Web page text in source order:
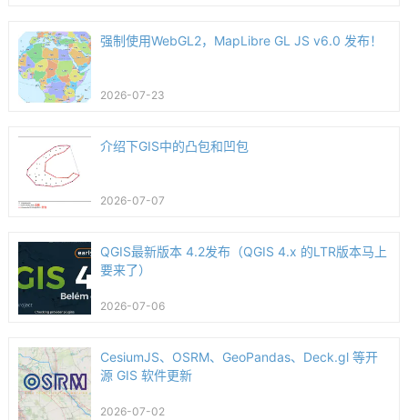
强制使用WebGL2，MapLibre GL JS v6.0 发布！
2026-07-23
介绍下GIS中的凸包和凹包
2026-07-07
QGIS最新版本 4.2发布（QGIS 4.x 的LTR版本马上
要来了）
2026-07-06
CesiumJS、OSRM、GeoPandas、Deck.gl 等开
源 GIS 软件更新
2026-07-02